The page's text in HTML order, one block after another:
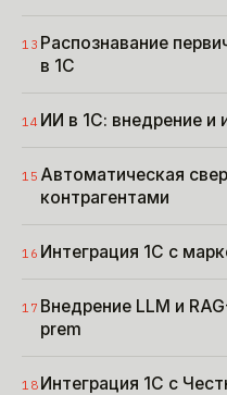
13 Распознавание
в 1С
14 ИИ в 1С: внедрение и
15 Автоматическая
контрагентами
16 Интеграция 1С с
17 Внедрение LLM и
prem
18 Интеграция 1С с